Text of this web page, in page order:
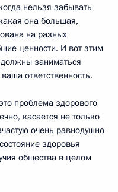
нельзя забывать
она большая,
на разных
ценности. И вот этим
заниматься
ответственность.
проблема здорового
касается не только
очень равнодушно
здоровья
общества в целом